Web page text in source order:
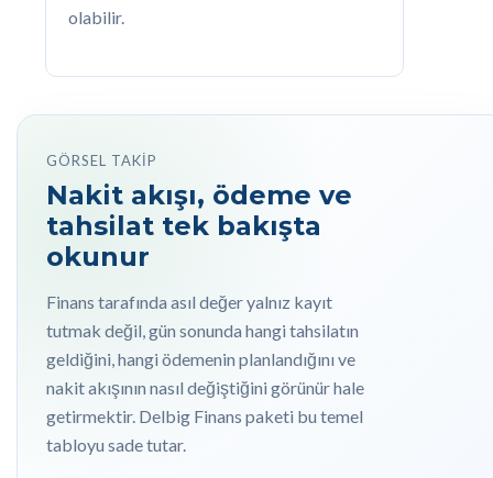
olabilir.
GÖRSEL TAKIP
Nakit akışı, ödeme ve
tahsilat tek bakışta
okunur
Finans tarafında asıl değer yalnız kayıt
tutmak değil, gün sonunda hangi tahsilatın
geldiğini, hangi ödemenin planlandığını ve
nakit akışının nasıl değiştiğini görünür hale
getirmektir. Delbig Finans paketi bu temel
tabloyu sade tutar.